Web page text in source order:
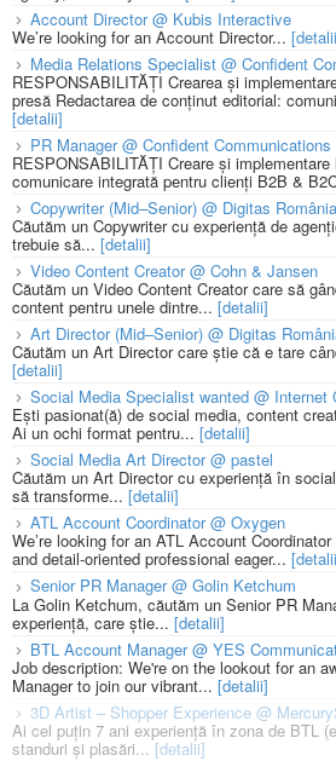
Account Director @ Kubis Interactive
We’re looking for an Account Director...
Media Relations Specialist @ Confident
RESPONSABILITĂȚI Crearea și
presă Redactarea de conținut editorial:
[detalii]
PR Manager @ Confident Communications
RESPONSABILITĂȚI Creare și
comunicare integrată pentru clienți B2B &
Copywriter (Mid–Senior) @ Digitas România
Căutăm un Copywriter cu experiență de
trebuie să... [detalii]
Video Content Creator @ Cohn & Jansen
Căutăm un Video Content Creator care să
content pentru unele dintre... [detalii]
Art Director (Mid–Senior) @ Digitas
Căutăm un Art Director care știe că e tare
[detalii]
Social Media Specialist wanted @ Internet
Ești pasionat(ă) de social media, content
Ai un ochi format pentru... [detalii]
Social Media Art Director @ pastel
Căutăm un Art Director cu experiență în
să transforme... [detalii]
ATL Account Coordinator @ Oxygen
We’re looking for an ATL Account
and detail-oriented professional eager...
Senior PR Manager @ Golin Ketchum
La Golin Ketchum, căutăm un Senior PR
experiență, care știe... [detalii]
BTL Account Manager @ YES
Job description: We're on the lookout for an
Manager to join our vibrant... [detalii]
3D Artist – Shopper Experience @
Ai cel puțin 7 ani experiență în zona de BTL
standuri și plasări...[detalii]